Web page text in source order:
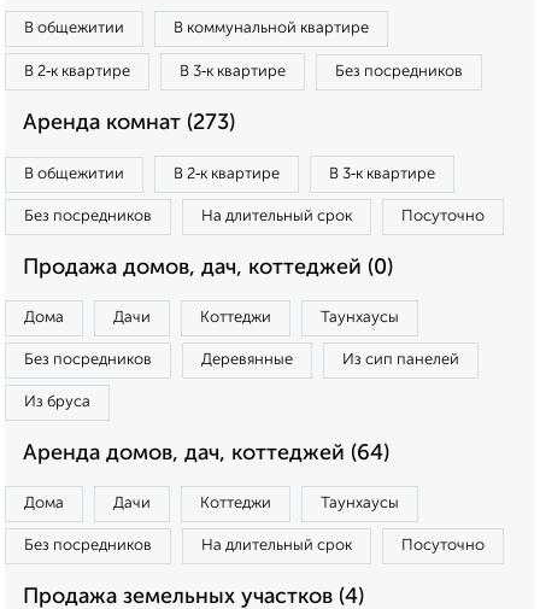
В общежитии В коммунальной квартире
В 2‑к квартире В 3‑к квартире Без посредников
Аренда комнат (273)
В общежитии В 2‑к квартире В 3‑к квартире
Без посредников На длительный срок Посуточно
Продажа домов, дач, коттеджей (0)
Дома Дачи Коттеджи Таунхаусы
Без посредников Деревянные Из сип панелей
Из бруса
Аренда домов, дач, коттеджей (64)
Дома Дачи Коттеджи Таунхаусы
Без посредников На длительный срок Посуточно
Продажа земельных участков (4)